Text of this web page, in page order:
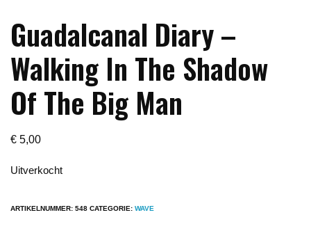
Guadalcanal Diary –
Walking In The Shadow
Of The Big Man
€ 5,00
Uitverkocht
ARTIKELNUMMER: 548 CATEGORIE: WAVE